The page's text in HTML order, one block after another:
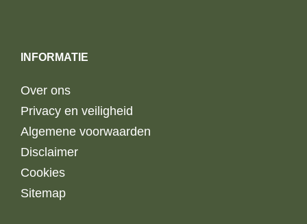
INFORMATIE
Over ons
Privacy en veiligheid
Algemene voorwaarden
Disclaimer
Cookies
Sitemap